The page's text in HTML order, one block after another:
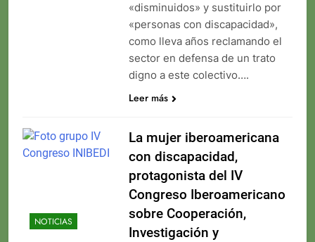
«disminuidos» y sustituirlo por
«personas con discapacidad»,
como lleva años reclamando el
sector en defensa de un trato
digno a este colectivo….
Leer más
NOTICIAS
La mujer iberoamericana
con discapacidad,
protagonista del IV
Congreso Iberoamericano
sobre Cooperación,
Investigación y